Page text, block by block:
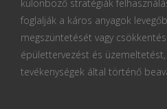
különböző stratégiák
foglalják a káros anyagok
megszüntetését vagy
épülettervezést és
tevékenységek által történő